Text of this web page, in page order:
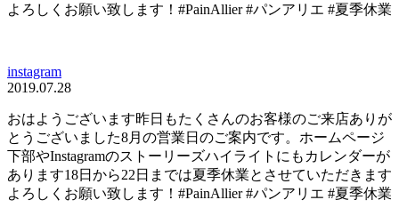
よろしくお願い致します！#PainAllier #パンアリエ #夏季休業
instagram
2019.07.28
おはようございます昨日もたくさんのお客様のご来店ありが
とうございました8月の営業日のご案内です。ホームページ
下部やInstagramのストーリーズハイライトにもカレンダーが
あります18日から22日までは夏季休業とさせていただきます
よろしくお願い致します！#PainAllier #パンアリエ #夏季休業